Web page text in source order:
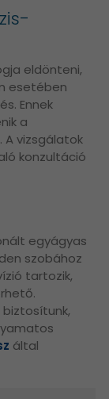
eldönteni,
esetében
Ennek
a
vizsgálatok
konzultáció
egyágyas
szobához
tartozik,
által